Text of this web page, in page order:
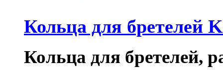
Кольца для бретелей
Кольца для бретелей,